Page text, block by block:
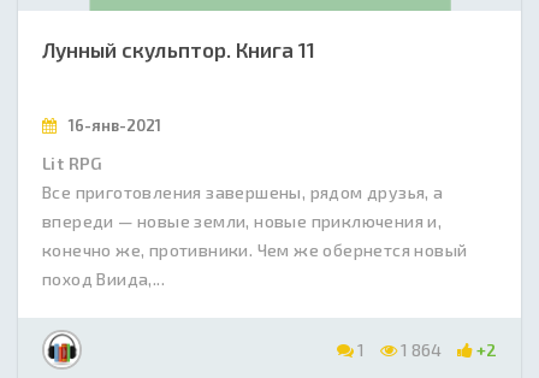
Лунный скульптор. Книга 11
16-янв-2021
Lit RPG
Все приготовления завершены, рядом друзья, а
впереди — новые земли, новые приключения и,
конечно же, противники. Чем же обернется новый
поход Виида,...
1 1 864 +2